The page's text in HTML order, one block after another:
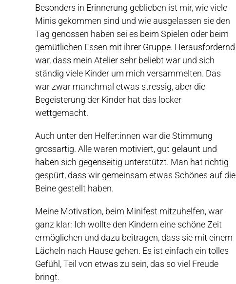
Besonders in Erinnerung geblieben ist mir, wie viele
Minis gekommen sind und wie ausgelassen sie den
Tag genossen haben sei es beim Spielen oder beim
gemütlichen Essen mit ihrer Gruppe. Herausfordernd
war, dass mein Atelier sehr beliebt war und sich
ständig viele Kinder um mich versammelten. Das
war zwar manchmal etwas stressig, aber die
Begeisterung der Kinder hat das locker
wettgemacht.
Auch unter den Helfer:innen war die Stimmung
grossartig. Alle waren motiviert, gut gelaunt und
haben sich gegenseitig unterstützt. Man hat richtig
gespürt, dass wir gemeinsam etwas Schönes auf die
Beine gestellt haben.
Meine Motivation, beim Minifest mitzuhelfen, war
ganz klar: Ich wollte den Kindern eine schöne Zeit
ermöglichen und dazu beitragen, dass sie mit einem
Lächeln nach Hause gehen. Es ist einfach ein tolles
Gefühl, Teil von etwas zu sein, das so viel Freude
bringt.